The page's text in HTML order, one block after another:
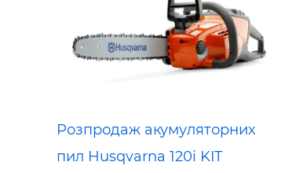
Розпродаж акумуляторних
пил Husqvarna 120i KIT